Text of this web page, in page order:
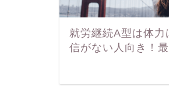
就労継続A型は体力
信がない人向き！